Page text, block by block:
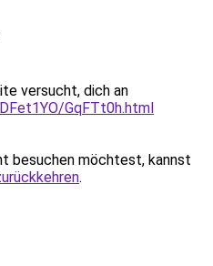
versucht, dich an
GqFTt0h.html
besuchen möchtest, kannst
.